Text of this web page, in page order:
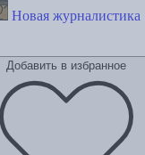
Новая журналистика
Добавить в избранное